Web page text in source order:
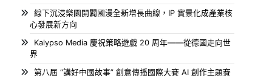
線下沉浸樂園開闢國漫全新增長曲線，IP 實景化成產業核
心發展新方向
Kalypso Media 慶祝策略遊戲 20 周年——從德國走向世
界
第八屆 “講好中國故事” 創意傳播國際大賽 AI 創作主題賽